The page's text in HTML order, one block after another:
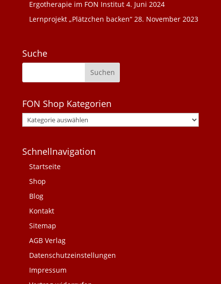
Ergotherapie im FON Institut 4. Juni 2024
Lernprojekt „Plätzchen backen“ 28. November 2023
Suche
FON Shop Kategorien
Schnellnavigation
Startseite
Shop
Blog
Kontakt
Sitemap
AGB Verlag
Datenschutzeinstellungen
Impressum